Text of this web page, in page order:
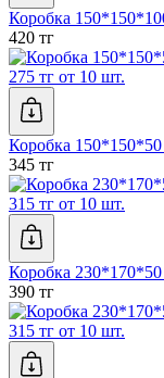
Коробка
420 тг
275 тг от 10 шт.
Коробка
345 тг
315 тг от 10 шт.
Коробка
390 тг
315 тг от 10 шт.